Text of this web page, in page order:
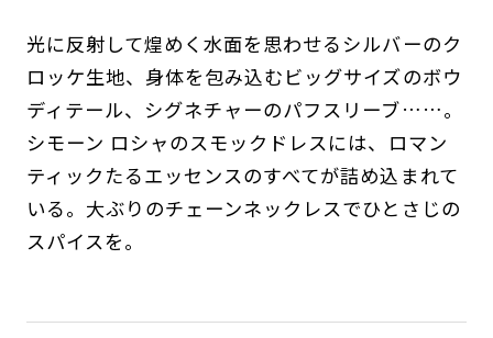
光に反射して煌めく水面を思わせるシルバーのク
ロッケ生地、身体を包み込むビッグサイズのボウ
ディテール、シグネチャーのパフスリーブ……。
シモーン ロシャのスモックドレスには、ロマン
ティックたるエッセンスのすべてが詰め込まれて
いる。大ぶりのチェーンネックレスでひとさじの
スパイスを。